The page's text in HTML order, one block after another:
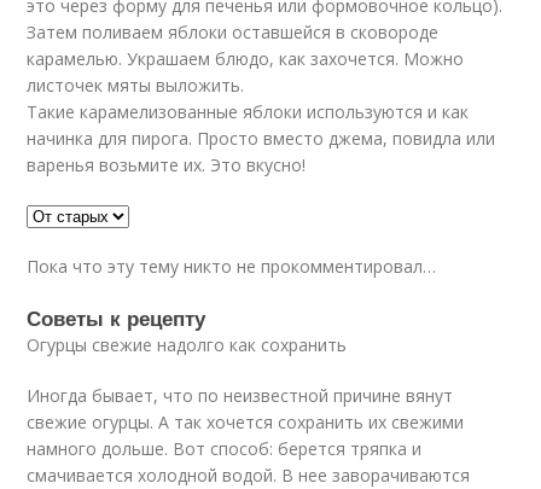
это через форму для печенья или формовочное кольцо).
Затем поливаем яблоки оставшейся в сковороде
карамелью. Украшаем блюдо, как захочется. Можно
листочек мяты выложить.
Такие карамелизованные яблоки используются и как
начинка для пирога. Просто вместо джема, повидла или
варенья возьмите их. Это вкусно!
Пока что эту тему никто не прокомментировал…
Советы к рецепту
Огурцы свежие надолго как сохранить
Иногда бывает, что по неизвестной причине вянут
свежие огурцы. А так хочется сохранить их свежими
намного дольше. Вот способ: берется тряпка и
смачивается холодной водой. В нее заворачиваются